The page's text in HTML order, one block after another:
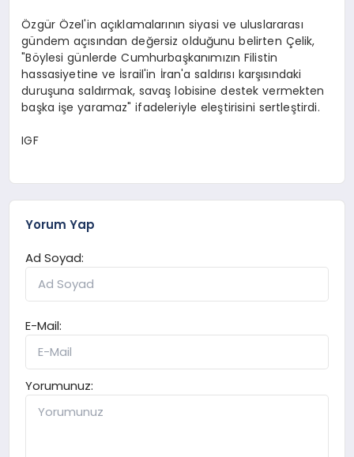
Özgür Özel'in açıklamalarının siyasi ve uluslararası
gündem açısından değersiz olduğunu belirten Çelik,
"Böylesi günlerde Cumhurbaşkanımızın Filistin
hassasiyetine ve İsrail'in İran'a saldırısı karşısındaki
duruşuna saldırmak, savaş lobisine destek vermekten
başka işe yaramaz" ifadeleriyle eleştirisini sertleştirdi.
IGF
Yorum Yap
Ad Soyad:
E-Mail:
Yorumunuz: